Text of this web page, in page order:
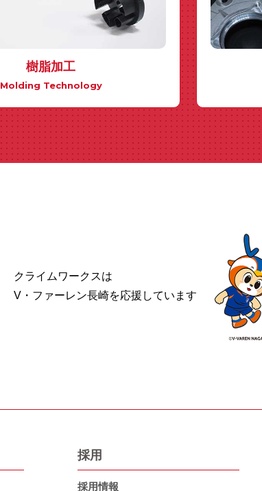
樹脂加工
Molding Technology
クライムワークスは
V・ファーレン長崎を応援しています
採用
採用情報